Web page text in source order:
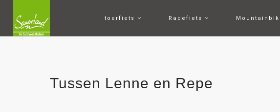
toerfiets Racefiets
Tussen Lenne en Repe